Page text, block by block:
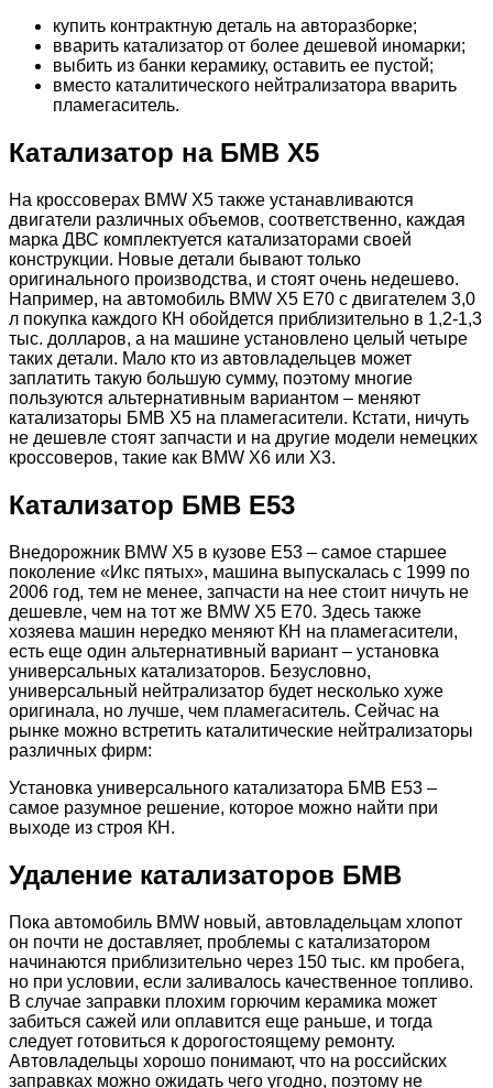
купить контрактную деталь на авторазборке;
вварить катализатор от более дешевой иномарки;
выбить из банки керамику, оставить ее пустой;
вместо каталитического нейтрализатора вварить
пламегаситель.
Катализатор на БМВ Х5
На кроссоверах BMW X5 также устанавливаются
двигатели различных объемов, соответственно, каждая
марка ДВС комплектуется катализаторами своей
конструкции. Новые детали бывают только
оригинального производства, и стоят очень недешево.
Например, на автомобиль BMW X5 Е70 с двигателем 3,0
л покупка каждого КН обойдется приблизительно в 1,2-1,3
тыс. долларов, а на машине установлено целый четыре
таких детали. Мало кто из автовладельцев может
заплатить такую большую сумму, поэтому многие
пользуются альтернативным вариантом – меняют
катализаторы БМВ Х5 на пламегасители. Кстати, ничуть
не дешевле стоят запчасти и на другие модели немецких
кроссоверов, такие как BMW X6 или X3.
Катализатор БМВ Е53
Внедорожник BMW X5 в кузове E53 – самое старшее
поколение «Икс пятых», машина выпускалась с 1999 по
2006 год, тем не менее, запчасти на нее стоит ничуть не
дешевле, чем на тот же BMW X5 E70. Здесь также
хозяева машин нередко меняют КН на пламегасители,
есть еще один альтернативный вариант – установка
универсальных катализаторов. Безусловно,
универсальный нейтрализатор будет несколько хуже
оригинала, но лучше, чем пламегаситель. Сейчас на
рынке можно встретить каталитические нейтрализаторы
различных фирм:
Установка универсального катализатора БМВ E53 –
самое разумное решение, которое можно найти при
выходе из строя КН.
Удаление катализаторов БМВ
Пока автомобиль BMW новый, автовладельцам хлопот
он почти не доставляет, проблемы с катализатором
начинаются приблизительно через 150 тыс. км пробега,
но при условии, если заливалось качественное топливо.
В случае заправки плохим горючим керамика может
забиться сажей или оплавится еще раньше, и тогда
следует готовиться к дорогостоящему ремонту.
Автовладельцы хорошо понимают, что на российских
заправках можно ожидать чего угодно, поэтому не